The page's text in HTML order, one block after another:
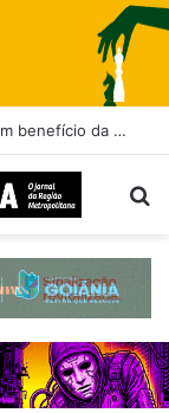
Feira de Orquídeas terá curso solidário em benefício da Santa Casa de Goiânia